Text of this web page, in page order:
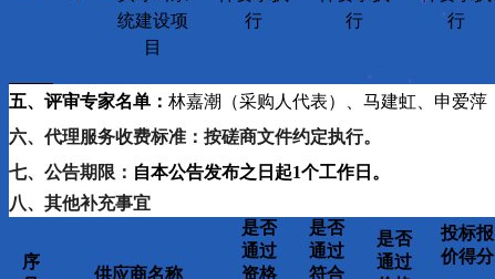
统建设项
目
行
行
行
五、评审专家名单： 林嘉潮 （采购 人代表）、马建虹、申爱萍
六、代理服务收费标准： 按磋商文件约定执行。
七、公告期限 ： 自本公告发布之日起1个工作日。
八、其他补充事宜
序
供应商名称
是否
通过
资格
是否
通过
符合
是否
通过
投标报
价得分